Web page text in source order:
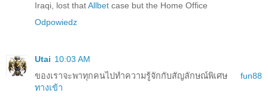
Iraqi, lost thatAllbet case but the Home Office
Odpowiedz
Utai 10:03 AM
ของเราจะพาทุกคนไปทำความรู้จักกับสัญลักษณ์พิเศษ fun88
ทางเข้า